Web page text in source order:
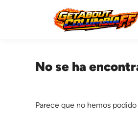
No se ha
Parece que no hemos